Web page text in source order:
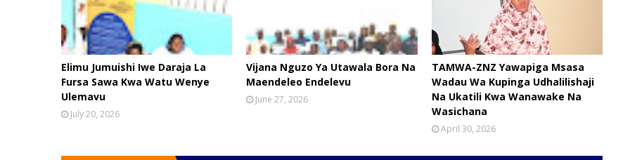
Elimu Jumuishi Iwe Daraja La
Fursa Sawa Kwa Watu Wenye
Ulemavu
July 20, 2026
Vijana Nguzo Ya Utawala Bora Na
Maendeleo Endelevu
June 27, 2026
TAMWA-ZNZ Yawapiga Msasa
Wadau Wa Kupinga Udhalilishaji
Na Ukatili Kwa Wanawake Na
Wasichana
April 30, 2026